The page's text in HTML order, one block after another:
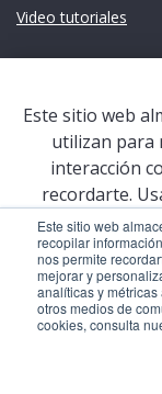
Este sitio web
recopilar
nos permite
mejorar y
analíticas y
otros medios de
cookies, consulta
Video tutoriales
Sistema de Gestión
Defensoría
Terceros vinculados
San Pablo Mail
Aula Virtual Pregrado
Aula Virtual
COPYRIGHT ©
Este sitio web
utilizan para
interacción
recordarte.
mejorar y
para generar
visitantes
comunicación.
consulta